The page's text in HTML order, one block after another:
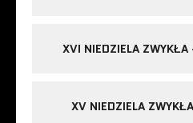
XVI NIEDZIELA
XV NIEDZIELA